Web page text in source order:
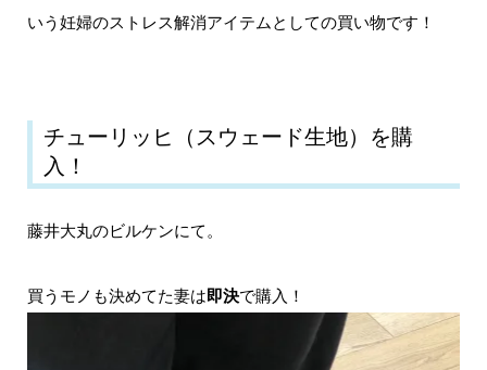
いう妊婦のストレス解消アイテムとしての買い物です！
チューリッヒ（スウェード生地）を購
入！
藤井大丸のビルケンにて。
買うモノも決めてた妻は即決で購入！